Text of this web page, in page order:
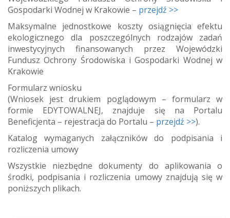
Gospodarki Wodnej w Krakowie – przejdź >>
Maksymalne jednostkowe koszty osiągnięcia efektu
ekologicznego dla poszczególnych rodzajów zadań
inwestycyjnych finansowanych przez Wojewódzki
Fundusz Ochrony Środowiska i Gospodarki Wodnej w
Krakowie
Formularz wniosku
(Wniosek jest drukiem poglądowym – formularz w
formie EDYTOWALNEJ, znajduje się na Portalu
Beneficjenta – rejestracja do Portalu – przejdź >>).
Katalog wymaganych załączników do podpisania i
rozliczenia umowy
Wszystkie niezbędne dokumenty do aplikowania o
środki, podpisania i rozliczenia umowy znajdują się w
poniższych plikach.